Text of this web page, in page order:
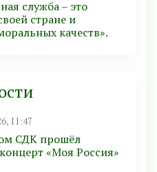
служба – это
стране и
качеств».
11:47
СДК прошёл
«Моя Россия»